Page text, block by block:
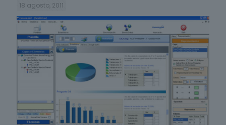
18 agosto, 2011